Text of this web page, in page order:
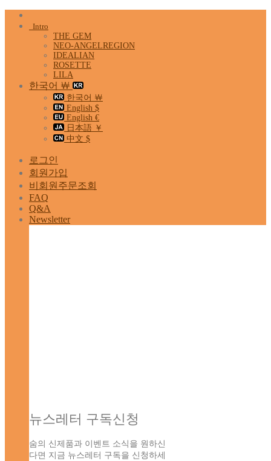
Skip
Intro
THE GEM
NEO-ANGELREGION
IDEALIAN
ROSETTE
LILA
한국어 ￦
한국어 ￦
English $
English €
日本語 ￥
中文 $
로그인
회원가입
비회원주문조회
FAQ
Q&A
Newsletter
뉴스레터 구독신청
숨의 신제품과 이벤트 소식을 원하신
다면 지금 뉴스레터 구독을 신청하세